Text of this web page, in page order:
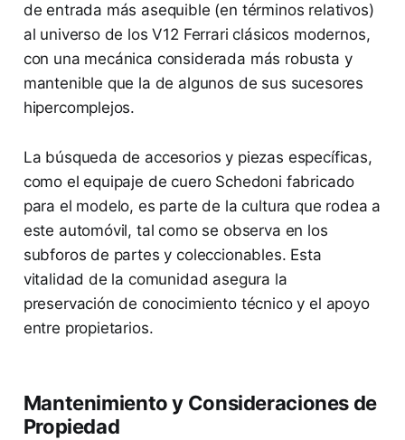
de entrada más asequible (en términos relativos)
al universo de los V12 Ferrari clásicos modernos,
con una mecánica considerada más robusta y
mantenible que la de algunos de sus sucesores
hipercomplejos.
La búsqueda de accesorios y piezas específicas,
como el equipaje de cuero Schedoni fabricado
para el modelo, es parte de la cultura que rodea a
este automóvil, tal como se observa en los
subforos de partes y coleccionables. Esta
vitalidad de la comunidad asegura la
preservación de conocimiento técnico y el apoyo
entre propietarios.
Mantenimiento y Consideraciones de
Propiedad